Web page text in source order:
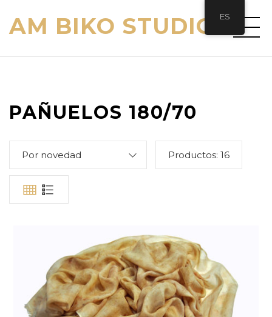
AM BIKO STUDIO
PAÑUELOS 180/70
Por novedad Productos: 16
ES